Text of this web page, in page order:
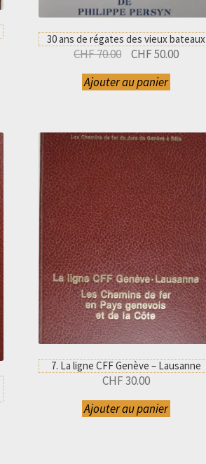
30 ans de régates des vieux bateaux
CHF70.00 Le
initial
CHF50.00Le
Ajouter au panier
7. La ligne CFF Genève – Lausanne
CHF30.00
Ajouter au panier